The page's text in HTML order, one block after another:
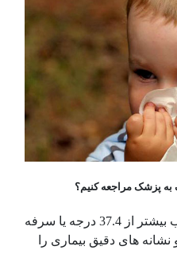
پزشک مراجعه کنیم؟
اگر نوزاد کمتر از 3 ماه دارد و تب بیشتر از 37.4 درجه یا سرفه
های دقیق بیماری را